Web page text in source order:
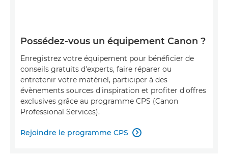
Possédez-vous un équipement Canon ?
Enregistrez votre équipement pour bénéficier de
conseils gratuits d'experts, faire réparer ou
entretenir votre matériel, participer à des
évènements sources d'inspiration et profiter d'offres
exclusives grâce au programme CPS (Canon
Professional Services).
Rejoindre le programme CPS 